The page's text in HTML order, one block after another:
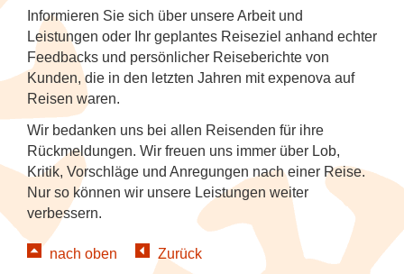
Informieren Sie sich über unsere Arbeit und
Leistungen oder Ihr geplantes Reiseziel anhand echter
Feedbacks und persönlicher Reiseberichte von
Kunden, die in den letzten Jahren mit expenova auf
Reisen waren.
Wir bedanken uns bei allen Reisenden für ihre
Rückmeldungen. Wir freuen uns immer über Lob,
Kritik, Vorschläge und Anregungen nach einer Reise.
Nur so können wir unsere Leistungen weiter
verbessern.
nach oben Zurück
Laos 5
Myanmar (Burma)
Sri Lanka 4
Südkorea
Kunst & Handwerk 1
Luxusreisen
Schiffsreisen und Fluss-
Kreuzfahrten
Spirituelle Reisen 4
Tee & Gewürze
Wellness & Entspannung auf Sri Lanka
Familienreise Thailand
Kandy Esala Perahera Sri Lanka
NEU: Schlemmerreise Thailand
Thailand: Streetfood, Rooftops und Flip-
Flops
Vietnam für Geniesser
NEU: Traumhaftes Thailand
durchs Mekong-Delta
NEU: Flusskreuzfahrt mit der RV River
Kwai
Hausboot-Kreuzfahrt auf den
Backwaters
Flusskreuzfahrt auf dem Brahmaputra
NEU: Indonesien
Japan
Korea (Südkorea)
Mongolei
Myanmar (Burma)
Nepal